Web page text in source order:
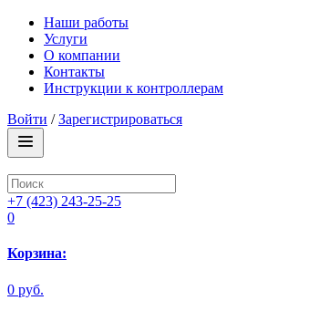
Наши работы
Услуги
О компании
Контакты
Инструкции к контроллерам
Войти /Зарегистрироваться
+7 (423) 243-25-25
0
Корзина:
0 руб.